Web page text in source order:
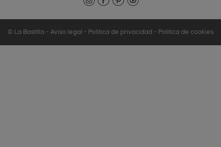
© La Bastilla - Aviso legal - Política de privacidad - Política de cookies